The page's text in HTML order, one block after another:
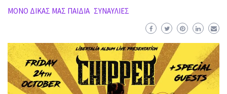
ΜΌΝΟ ΔΙΚΆΣ ΜΑΣ ΠΑΙΔΙΆ ΣΥΝΑΥΛΊΕΣ